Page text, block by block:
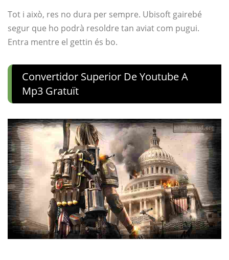
Tot i això, res no dura per sempre. Ubisoft gairebé
segur que ho podrà resoldre tan aviat com pugui.
Entra mentre el gettin és bo.
Convertidor Superior De Youtube A
Mp3 Gratuït